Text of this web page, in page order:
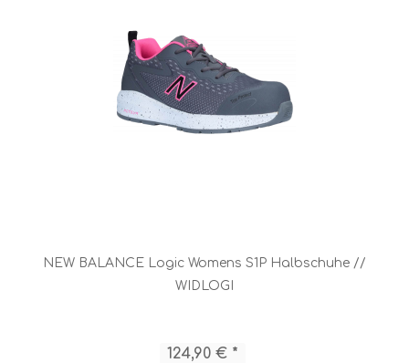
NEW BALANCE Logic Womens S1P Halbschuhe //
WIDLOGI
124,90 € *